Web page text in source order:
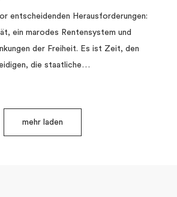
entscheidenden Herausforderungen:
ein marodes Rentensystem und
der Freiheit. Es ist Zeit, den
die staatliche…
mehr laden